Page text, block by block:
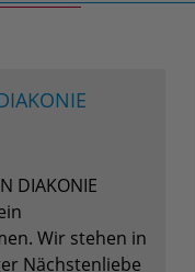
DIAKONIE
Wir stehen in
Nächstenliebe